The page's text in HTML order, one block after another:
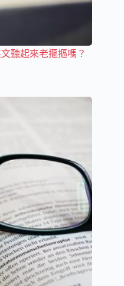
聽起來老摳摳嗎？